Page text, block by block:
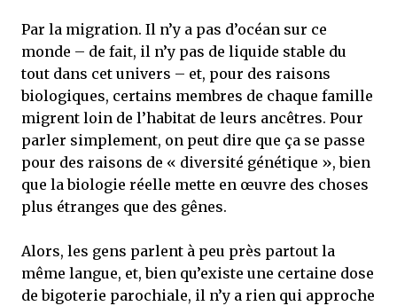
Par la migration. Il n’y a pas d’océan sur ce
monde – de fait, il n’y pas de liquide stable du
tout dans cet univers – et, pour des raisons
biologiques, certains membres de chaque famille
migrent loin de l’habitat de leurs ancêtres. Pour
parler simplement, on peut dire que ça se passe
pour des raisons de « diversité génétique », bien
que la biologie réelle mette en œuvre des choses
plus étranges que des gênes.
Alors, les gens parlent à peu près partout la
même langue, et, bien qu’existe une certaine dose
de bigoterie parochiale, il n’y a rien qui approche